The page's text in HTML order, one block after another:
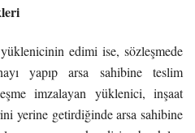
edimi ise, sözleşmede
yapıp arsa sahibine teslim
imzalayan yüklenici, inşaat
yerine getirdiğinde arsa sahibine